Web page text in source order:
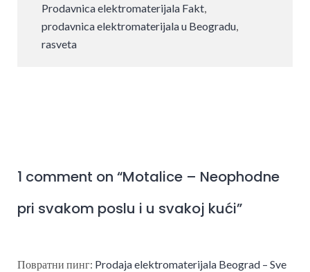
Prodavnica elektromaterijala Fakt
prodavnica elektromaterijala u Beogradu
rasveta
1 comment on “Motalice – Neophodne
pri svakom poslu i u svakoj kući”
Повратни пинг: Prodaja elektromaterijala Beograd – Sve